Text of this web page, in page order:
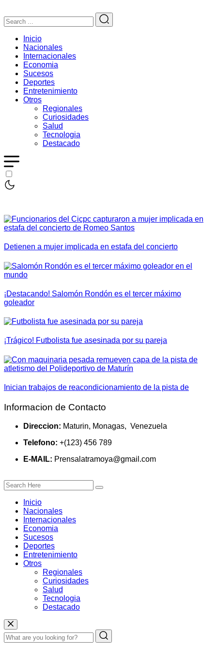
Inicio
Nacionales
Internacionales
Economia
Sucesos
Deportes
Entretenimiento
Otros
Regionales
Curiosidades
Salud
Tecnologia
Destacado
Detienen a mujer implicada en estafa del concierto
¡Destacando! Salomón Rondón es el tercer máximo
goleador
¡Trágico! Futbolista fue asesinada por su pareja
Inician trabajos de reacondicionamiento de la pista de
Informacion de Contacto
Direccion: Maturin, Monagas, Venezuela
Telefono: +(123) 456 789
E-MAIL: Prensalatramoya@gmail.com
Inicio
Nacionales
Internacionales
Economia
Sucesos
Deportes
Entretenimiento
Otros
Regionales
Curiosidades
Salud
Tecnologia
Destacado